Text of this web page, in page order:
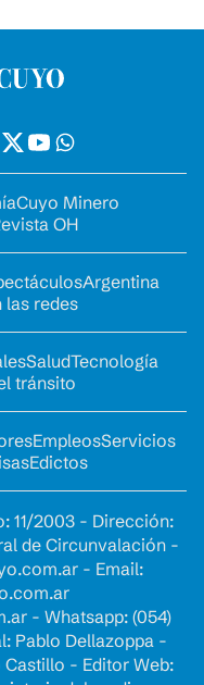
Cuyo Minero
OH
Argentina
las redes
SaludTecnología
tránsito
EmpleosServicios
Edictos
11/2003 - Dirección:
de Circunvalación -
- Email:
- Whatsapp: (054)
Pablo Dellazoppa -
- Editor Web: